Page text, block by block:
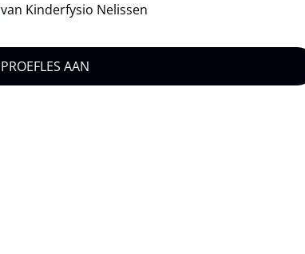
van Kinderfysio Nelissen